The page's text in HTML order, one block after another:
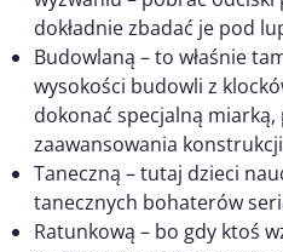
dokładnie zbadać je pod
Budowlaną – to właśnie
wysokości budowli z
dokonać specjalną
zaawansowania
Taneczną – tutaj dzieci
tanecznych bohaterów
Ratunkową – bo gdy ktoś